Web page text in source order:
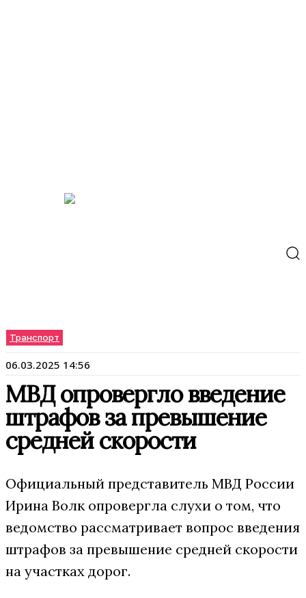
Транспорт
06.03.2025 14:56
МВД опровергло введение
штрафов за превышение
средней скорости
Официальный представитель МВД России
Ирина Волк опровергла слухи о том, что
ведомство рассматривает вопрос введения
штрафов за превышение средней скорости
на участках дорог.